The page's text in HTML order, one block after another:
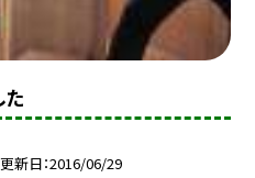
た
更新日 2016/06/29